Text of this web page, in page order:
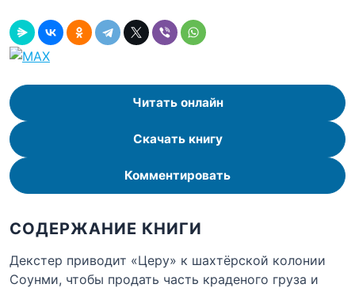
Читать онлайн
Скачать книгу
Комментировать
СОДЕРЖАНИЕ КНИГИ
Декстер приводит «Церу» к шахтёрской колонии
Соунми, чтобы продать часть краденого груза и